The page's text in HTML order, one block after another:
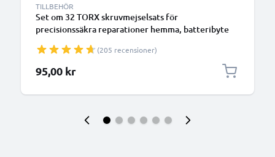
TILLBEHÖR
Set om 32 TORX skruvmejselsats för
precisionssäkra reparationer hemma, batteribyte
reparera surfplattor, mobiler, laptops
(205 recensioner)
95,00 kr